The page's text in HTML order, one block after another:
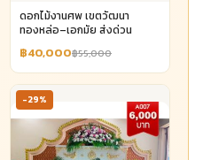
ดอกไม้งานศพ เขตวัฒนา
ทองหล่อ–เอกมัย ส่งด่วน
฿40,000฿55,000
-29%